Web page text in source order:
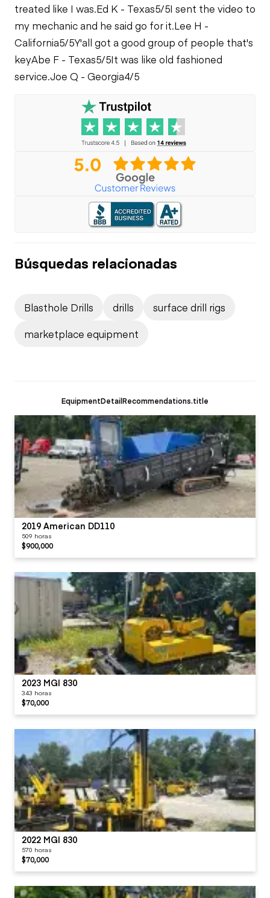
treated like I was.Ed K - Texas5/5I sent the video to
my mechanic and he said go for it.Lee H -
California5/5Y'all got a good group of people that's
keyAbe F - Texas5/5It was like old fashioned
service.Joe Q - Georgia4/5
Búsquedas relacionadas
Blasthole Drills drills
surface drill rigs
marketplace equipment
EquipmentDetailRecommendations.title
2019 American DD110
509 horas
$900,000
2023 MGI 830
343 horas
$70,000
2022 MGI 830
570 horas
$70,000